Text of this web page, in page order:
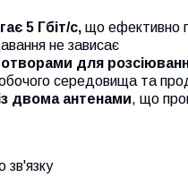
5 Гбіт/с, що ефективно
не зависає
отворами для
середовища та
двома антенами, що
зв'язку